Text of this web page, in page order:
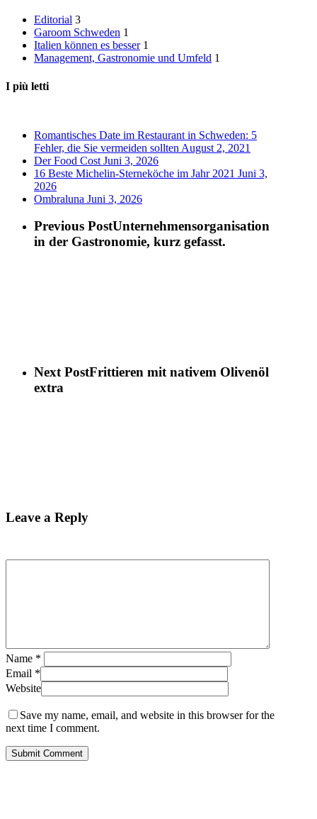
Editorial 3
Garoom Schweden 1
Italien können es besser 1
Management, Gastronomie und Umfeld 1
I più letti
Romantisches Date im Restaurant in Schweden: 5
Fehler, die Sie vermeiden sollten August 2, 2021
Der Food Cost Juni 3, 2026
16 Beste Michelin-Sterneköche im Jahr 2021 Juni 3,
2026
Ombraluna Juni 3, 2026
Previous PostUnternehmensorganisation
in der Gastronomie, kurz gefasst.
Next PostFrittieren mit nativem Olivenöl
extra
Leave a Reply
Name *
Email *
Website
Save my name, email, and website in this browser for the
next time I comment.